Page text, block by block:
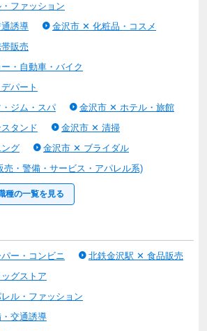
ファッション
誘導
金沢市 ✕ 化粧品・コスメ
販売
・自動車・バイク
パート
ジム・スパ
金沢市 ✕ ホテル・旅館
タンド
金沢市 ✕ 清掃
グ
金沢市 ✕ ブライダル
・警備・サービス・アパレル系)
種の一覧を見る
ー・コンビニ
北鉄金沢駅 ✕ 食品販売
グストア
ル・ファッション
交通誘導